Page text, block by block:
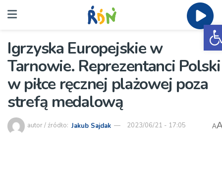
Igrzyska Europejskie w
Tarnowie. Reprezentanci Polski
w piłce ręcznej plażowej poza
strefą medalową
autor / źródło: Jakub Sajdak 2023/06/21 - 17:05 A